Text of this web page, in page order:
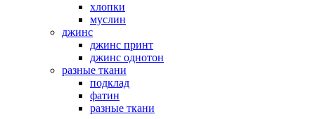
хлопки
муслин
джинс
джинс принт
джинс однотон
разные ткани
подклад
фатин
разные ткани